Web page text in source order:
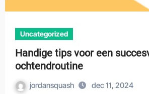
Uncategorized
Handige tips voor een
ochtendroutine
jordansquash dec 11, 2024